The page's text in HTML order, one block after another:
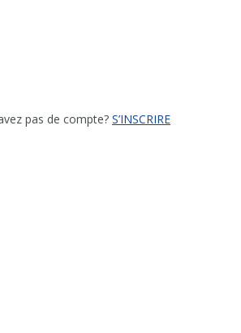
pas de compte? S’INSCRIRE